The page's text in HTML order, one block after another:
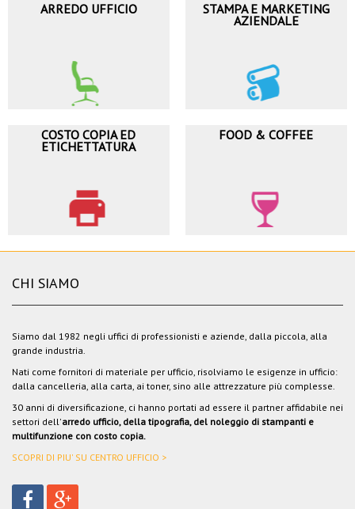
ARREDO UFFICIO STAMPA E MARKETING
AZIENDALE
COSTO COPIA ED
ETICHETTATURA
FOOD & COFFEE
CHI SIAMO
Siamo dal 1982 negli uffici di professionisti e aziende, dalla piccola, alla
grande industria.
Nati come fornitori di materiale per ufficio, risolviamo le esigenze in ufficio:
dalla cancelleria, alla carta, ai toner, sino alle attrezzature più complesse.
30 anni di diversificazione, ci hanno portati ad essere il partner affidabile nei
settori dell'arredo ufficio, della tipografia, del noleggio di stampanti e
multifunzione con costo copia.
SCOPRI DI PIU' SU CENTRO UFFICIO >